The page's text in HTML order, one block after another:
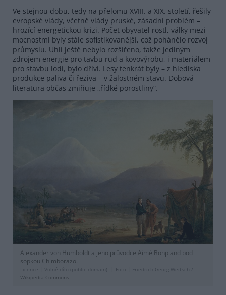
Ve stejnou dobu, tedy na přelomu XVIII. a XIX. století, řešily
evropské vlády, včetně vlády pruské, zásadní problém –
hrozící energetickou krizi. Počet obyvatel rostl, války mezi
mocnostmi byly stále sofistikovanější, což pohánělo rozvoj
průmyslu. Uhlí ještě nebylo rozšířeno, takže jediným
zdrojem energie pro tavbu rud a kovovýrobu, i materiálem
pro stavbu lodí, bylo dříví. Lesy tenkrát byly – z hlediska
produkce paliva či řeziva – v žalostném stavu. Dobová
literatura občas zmiňuje „řídké porostliny“.
Alexander von Humboldt a jeho průvodce Aimé Bonpland pod
sopkou Chimborazo.
Licence | Volné dílo (public domain) Foto |
Friedrich Georg Weitsch /
Wikipedia Commons